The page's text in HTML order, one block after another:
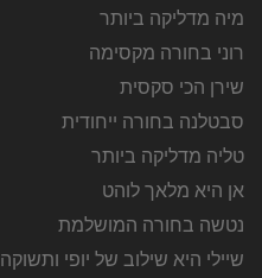
מיה מדליקה ביותר
רוני בחורה מקסימה
שירן הכי סקסית
סבטלנה בחורה ייחודית
טליה מדליקה ביותר
אן היא מלאך לוהט
נטשה בחורה המושלמת
שיילי היא שילוב של יופי ותשוקה